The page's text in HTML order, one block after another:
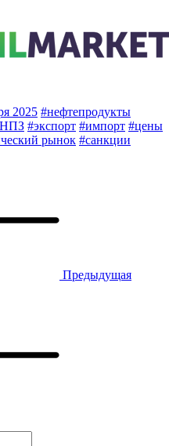
2025 #нефтепродукты
#экспорт #импорт #цены
рынок #санкции
Предыдущая